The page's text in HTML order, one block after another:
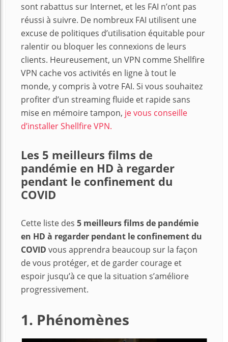
sont rabattus sur Internet, et les FAI n’ont pas
réussi à suivre. De nombreux FAI utilisent une
excuse de politiques d’utilisation équitable pour
ralentir ou bloquer les connexions de leurs
clients. Heureusement, un VPN comme Shellfire
VPN cache vos activités en ligne à tout le
monde, y compris à votre FAI. Si vous souhaitez
profiter d’un streaming fluide et rapide sans
mise en mémoire tampon, je vous conseille
d’installer Shellfire VPN.
Les 5 meilleurs films de
pandémie en HD à regarder
pendant le confinement du
COVID
Cette liste des 5 meilleurs films de pandémie
en HD à regarder pendant le confinement du
COVID vous apprendra beaucoup sur la façon
de vous protéger, et de garder courage et
espoir jusqu’à ce que la situation s’améliore
progressivement.
1. Phénomènes